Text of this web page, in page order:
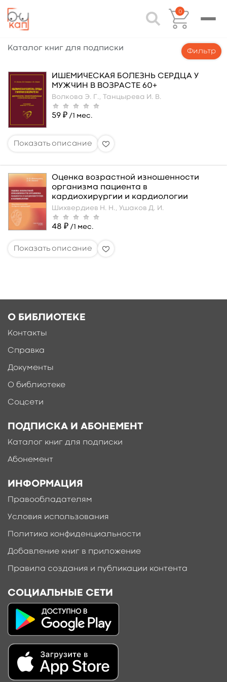
0
Каталог книг для подписки Фильтр
ИШЕМИЧЕСКАЯ БОЛЕЗНЬ СЕРДЦА У
МУЖЧИН В ВОЗРАСТЕ 60+
Волкова Э. Г., Танцырева И. В.
59 ₽ /1 мес.
Оценка возрастной изношенности
организма пациента в
кардиохирургии и кардиологии
Шихвердиев Н. Н., Ушаков Д. И.
48 ₽ /1 мес.
О БИБЛИОТЕКЕ
Контакты
Справка
Документы
О библиотеке
Соцсети
ПОДПИСКА И АБОНЕМЕНТ
Каталог книг для подписки
Абонемент
ИНФОРМАЦИЯ
Правообладателям
Условия использования
Политика конфиденциальности
Добавление книг в приложение
Правила создания и публикации контента
СОЦИАЛЬНЫЕ СЕТИ